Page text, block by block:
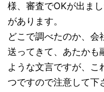
様、審査でOKが出ま
があります。
どこで調べたのか、会
送ってきて、あたかも
ような文言ですが、こ
つですので注意して下